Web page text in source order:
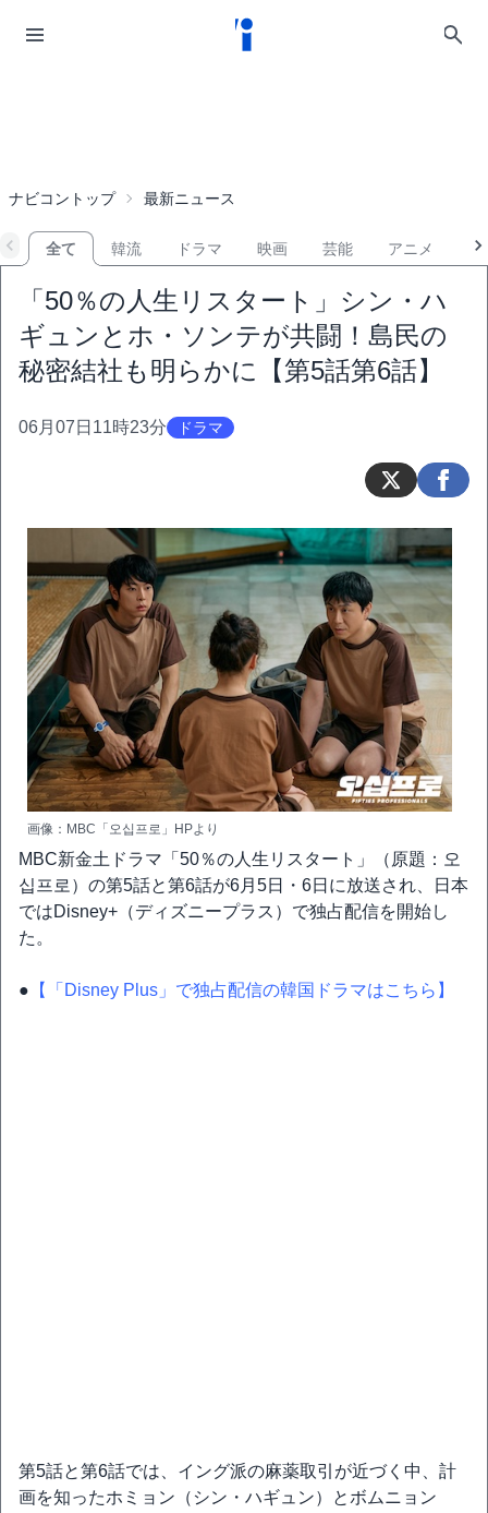
ナビコントップ 最新ニュース
全て 韓流 ドラマ 映画 芸能 アニメ
「50％の人生リスタート」シン・ハ
ギュンとホ・ソンテが共闘！島民の
秘密結社も明らかに【第5話第6話】
06月07日11時23分 ドラマ
画像：MBC「오십프로」HPより
MBC新金土ドラマ「50％の人生リスタート」（原題：오
십프로）の第5話と第6話が6月5日・6日に放送され、日本
ではDisney+（ディズニープラス）で独占配信を開始し
た。
● 【「Disney Plus」で独占配信の韓国ドラマはこちら】
第5話と第6話では、イング派の麻薬取引が近づく中、計
画を知ったホミョン（シン・ハギュン）とボムニョン